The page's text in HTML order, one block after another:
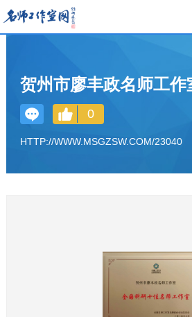
贺州市廖丰政名师工作
0
HTTP://WWW.MSGZSW.COM/23040